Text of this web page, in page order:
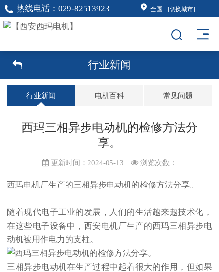
热线电话： 029-82513923 全国 [切换城市]
行业新闻
行业新闻 电机百科 常见问题
西玛三相异步电动机的检修方法分
享。
更新时间：2024-05-13 浏览次数：
西玛电机厂生产的三相异步电动机的检修方法分享。
随着现代电子工业的发展，人们的生活越来越技术化，
在这些电子设备中，西安电机厂生产的西玛三相异步电
动机被用作电力的支柱。
三相异步电动机在生产过程中起着很大的作用，但如果